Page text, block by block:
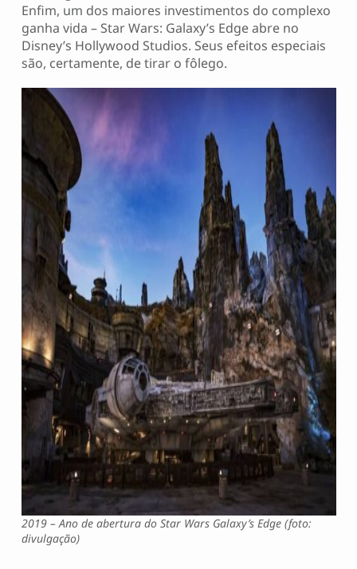
Enfim, um dos maiores investimentos do complexo
ganha vida – Star Wars: Galaxy’s Edge abre no
Disney’s Hollywood Studios. Seus efeitos especiais
são, certamente, de tirar o fôlego.
2019 – Ano de abertura do Star Wars Galaxy’s Edge (foto:
divulgação)